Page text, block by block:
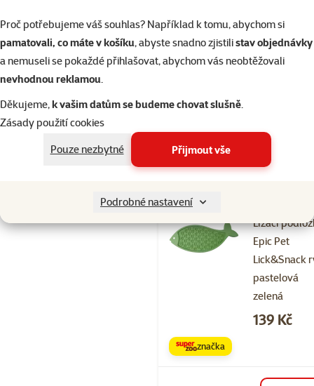
Proč potřebujeme váš souhlas? Například k tomu, abychom si
pamatovali, co máte v košíku, abyste snadno zjistilistav objednávky
a nemuseli se pokaždé přihlašovat, abychom vás neobtěžovali
nevhodnou reklamou.
Děkujeme,k vašim datům se budeme chovat slušně.
Zásady použití cookies
Pouze nezbytné
Přijmout vše
Podrobné nastavení
Lick&Snack
hexagon
zelený
značka
Skladem
Lízací
Epic Pet
Lick&Snack
pastelová
zelená
Cena
139 Kč
značka